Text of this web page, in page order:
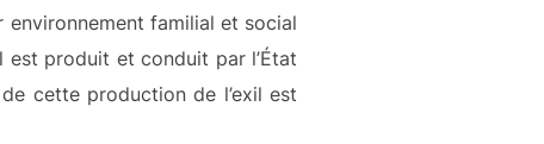
environnement familial et social
est produit et conduit par l’État
cette production de l’exil est